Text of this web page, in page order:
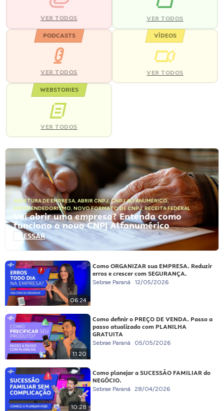
VER TODOS VER TODOS
PODCASTS
VER TODOS
VÍDEOS
VER TODOS
WEBSTORIES
VER TODOS
ABERTURA DE EMPRESA, ABRIR CNPJ,CNPJ ALFANUMÉRICO,
EMPREENDEDORISMO, NOVO FORMATO DE CNPJ,RECEITA FEDERAL
Vai abrir uma empresa? Entenda como
funciona o novo CNPJ Alfanumérico
ACESSAR
06:24
Como ORGANIZAR sua EMPRESA. Reduzir
erros e crescer com SEGURANÇA.
Sebrae Paraná 12/05/2026
11:20
Como definir o PREÇO DE VENDA. Passo a
passo atualizado com PLANILHA
GRATUITA
Sebrae Paraná 05/05/2026
10:28
Como planejar a SUCESSÃO FAMILIAR do
NEGÓCIO.
Sebrae Paraná 28/04/2026